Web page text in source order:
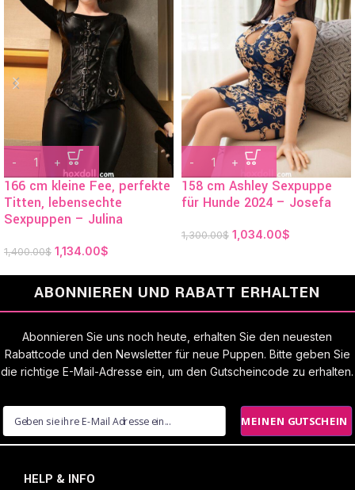
166 cm kleine Fee, perfekte
Titten, lebensechte
Sexpuppen – Julina
1,400.00$ 1,134.00$
158 cm Ashley Sexpuppe
für Hunde 2024 – Josefa
1,300.00$ 1,034.00$
ABONNIEREN UND RABATT ERHALTEN
Abonnieren Sie uns noch heute, erhalten Sie den neuesten
Rabattcode und den Newsletter für neue Puppen. Bitte geben Sie
die richtige E-Mail-Adresse ein, um den Gutscheincode zu erhalten.
MEINEN GUTSCHEIN
HELP & INFO